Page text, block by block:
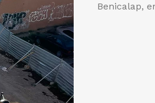
Benicalap,